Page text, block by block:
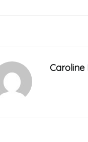
Caroline